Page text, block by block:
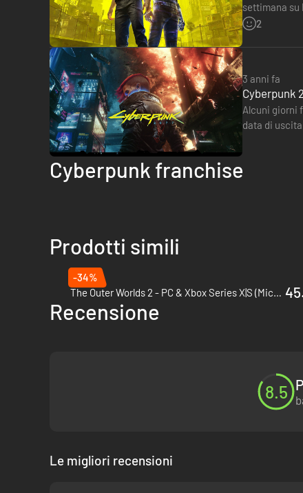
settimana su
Non è
2
3 anni fa
Cyberpunk
Alcuni giorni fa, CD Projekt RED ha
data di
Cyberpunk franchise
Prodotti simili
-34%
The Outer Worlds 2 - PC & Xbox Series X|S (Microsoft Store)
Recensione
8.5
Le migliori recensioni